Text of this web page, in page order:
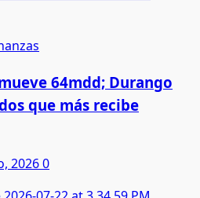
64mdd; Durango
que más recibe
20260